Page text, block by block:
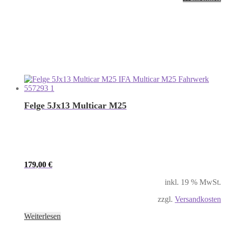
Felge 5Jx13 Multicar M25
179,00 €
inkl. 19 % MwSt.
zzgl. Versandkosten
Weiterlesen